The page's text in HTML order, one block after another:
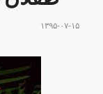
۱۳۹۵-۰۷-۱۵